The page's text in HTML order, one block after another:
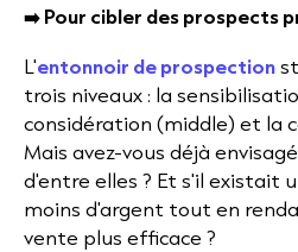
➡️ Pour cibler des prospects
L'entonnoir de prospection
trois niveaux : la
considération (middle) et la
Mais avez-vous déjà
d'entre elles ? Et s'il existait
moins d'argent tout en
vente plus efficace ?